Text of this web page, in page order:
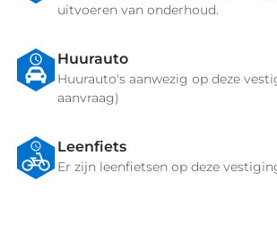
uitvoeren van onderhoud.
Huurauto
Huurauto's aanwezig op deze
aanvraag)
Leenfiets
Er zijn leenfietsen op deze